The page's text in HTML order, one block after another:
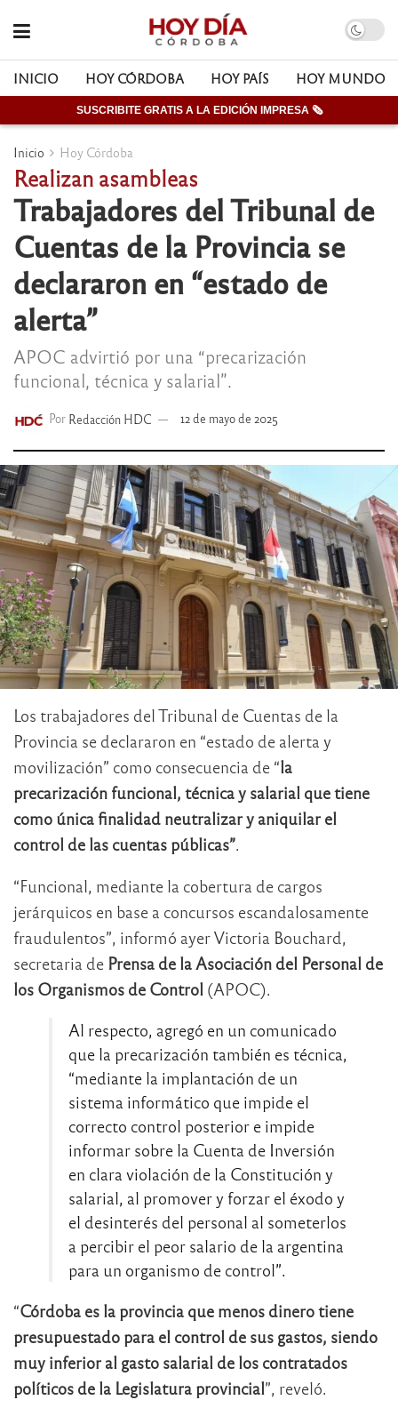
INICIO HOY CÓRDOBA HOY PAÍS HOY MUNDO
SUSCRIBITE GRATIS A LA EDICIÓN IMPRESA 🗞
Inicio Hoy Córdoba
Realizan asambleas
Trabajadores del Tribunal de
Cuentas de la Provincia se
declararon en “estado de
alerta”
APOC advirtió por una “precarización
funcional, técnica y salarial”.
Por Redacción HDC 12 de mayo de 2025
Los trabajadores del Tribunal de Cuentas de la
Provincia se declararon en “estado de alerta y
movilización” como consecuencia de “la
precarización funcional, técnica y salarial que tiene
como única finalidad neutralizar y aniquilar el
control de las cuentas públicas”.
“Funcional, mediante la cobertura de cargos
jerárquicos en base a concursos escandalosamente
fraudulentos”, informó ayer Victoria Bouchard,
secretaria de Prensa de la Asociación del Personal de
los Organismos de Control (APOC).
Al respecto, agregó en un comunicado
que la precarización también es técnica,
“mediante la implantación de un
sistema informático que impide el
correcto control posterior e impide
informar sobre la Cuenta de Inversión
en clara violación de la Constitución y
salarial, al promover y forzar el éxodo y
el desinterés del personal al someterlos
a percibir el peor salario de la argentina
para un organismo de control”.
“Córdoba es la provincia que menos dinero tiene
presupuestado para el control de sus gastos, siendo
muy inferior al gasto salarial de los contratados
políticos de la Legislatura provincial”, reveló.